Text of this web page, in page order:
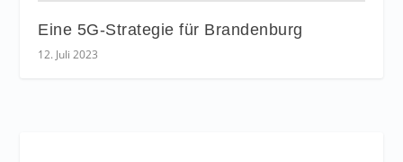
Eine 5G-Strategie für Brandenburg
12. Juli 2023